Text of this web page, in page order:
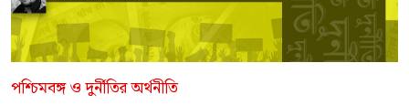
পশ্চিমবঙ্গ ও দুর্নীতির অর্থনীতি